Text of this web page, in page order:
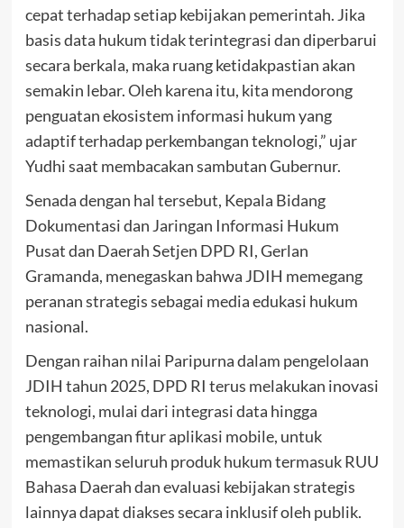
cepat terhadap setiap kebijakan pemerintah. Jika
basis data hukum tidak terintegrasi dan diperbarui
secara berkala, maka ruang ketidakpastian akan
semakin lebar. Oleh karena itu, kita mendorong
penguatan ekosistem informasi hukum yang
adaptif terhadap perkembangan teknologi,” ujar
Yudhi saat membacakan sambutan Gubernur.
Senada dengan hal tersebut, Kepala Bidang
Dokumentasi dan Jaringan Informasi Hukum
Pusat dan Daerah Setjen DPD RI, Gerlan
Gramanda, menegaskan bahwa JDIH memegang
peranan strategis sebagai media edukasi hukum
nasional.
Dengan raihan nilai Paripurna dalam pengelolaan
JDIH tahun 2025, DPD RI terus melakukan inovasi
teknologi, mulai dari integrasi data hingga
pengembangan fitur aplikasi mobile, untuk
memastikan seluruh produk hukum termasuk RUU
Bahasa Daerah dan evaluasi kebijakan strategis
lainnya dapat diakses secara inklusif oleh publik.